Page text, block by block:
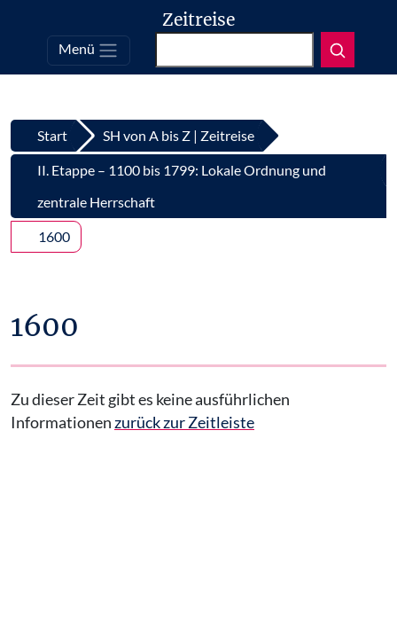
Top
Zum Inhalt springen
Zeitreise
Menü
Start SH von A bis Z | Zeitreise
II. Etappe – 1100 bis 1799: Lokale Ordnung und
zentrale Herrschaft
1600
1600
Zu dieser Zeit gibt es keine ausführlichen
Informationenzurück zur Zeitleiste